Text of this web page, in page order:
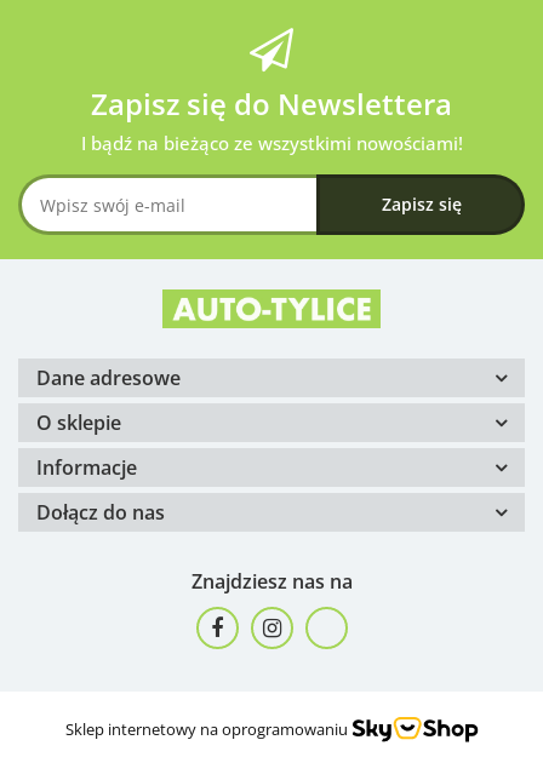
Zapisz się do Newslettera
I bądź na bieżąco ze wszystkimi nowościami!
Dane adresowe
O sklepie
Informacje
Dołącz do nas
Znajdziesz nas na
Sklep internetowy na oprogramowaniu